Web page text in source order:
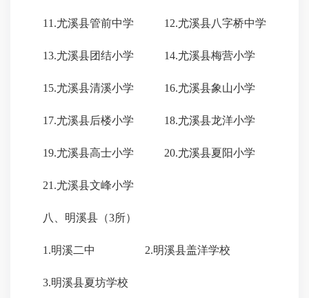
11.尤溪县管前中学 12.尤溪县八字桥中学
13.尤溪县团结小学 14.尤溪县梅营小学
15.尤溪县清溪小学 16.尤溪县象山小学
17.尤溪县后楼小学 18.尤溪县龙洋小学
19.尤溪县高士小学 20.尤溪县夏阳小学
21.尤溪县文峰小学
八、明溪县（3所）
1.明溪二中 2.明溪县盖洋学校
3.明溪县夏坊学校